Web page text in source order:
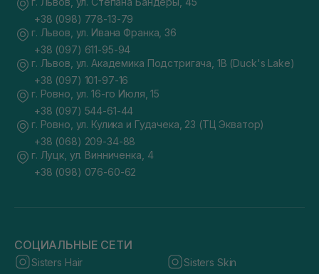
+38 (098) 778-13-79
г. Львов, ул. Ивана Франка, 36
+38 (097) 611-95-94
г. Львов, ул. Академика Подстригача, 1В (Duck's Lake)
+38 (097) 101-97-16
г. Ровно, ул. 16-го Июля, 15
+38 (097) 544-61-44
г. Ровно, ул. Кулика и Гудачека, 23 (ТЦ Экватор)
+38 (068) 209-34-88
г. Луцк, ул. Винниченка, 4
+38 (098) 076-60-62
СОЦИАЛЬНЫЕ СЕТИ
Sisters Hair Sisters Skin